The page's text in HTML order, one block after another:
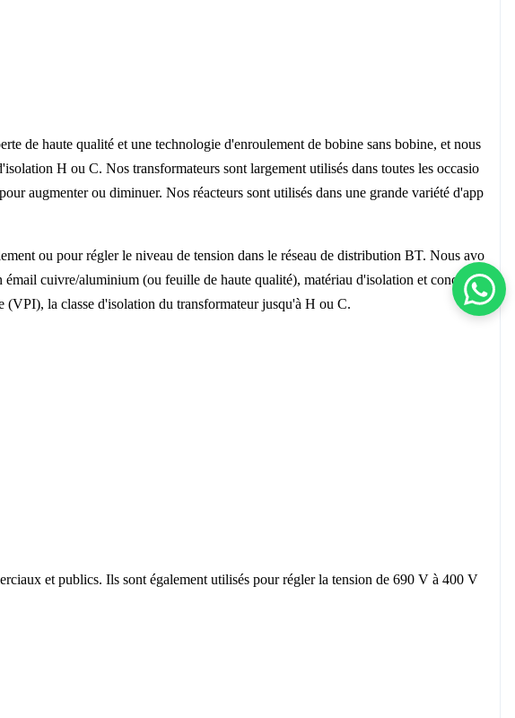
de haute qualité et une technologie d'enroulement de bobine sans bobine, et nous
H ou C. Nos transformateurs sont largement utilisés dans toutes les occasio
augmenter ou diminuer. Nos réacteurs sont utilisés dans une grande variété d'app
ou pour régler le niveau de tension dans le réseau de distribution BT. Nous avo
cuivre/aluminium (ou feuille de haute qualité), matériau d'isolation et conceptio
(VPI), la classe d'isolation du transformateur jusqu'à H ou C.
et publics. Ils sont également utilisés pour régler la tension de 690 V à 400 V